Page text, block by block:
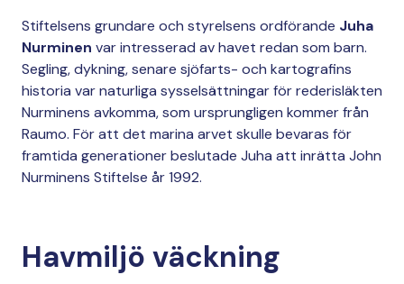
Stiftelsens grundare och styrelsens ordförande Juha
Nurminen var intresserad av havet redan som barn.
Segling, dykning, senare sjöfarts- och kartografins
historia var naturliga sysselsättningar för rederisläkten
Nurminens avkomma, som ursprungligen kommer från
Raumo. För att det marina arvet skulle bevaras för
framtida generationer beslutade Juha att inrätta John
Nurminens Stiftelse år 1992.
Havmiljö väckning